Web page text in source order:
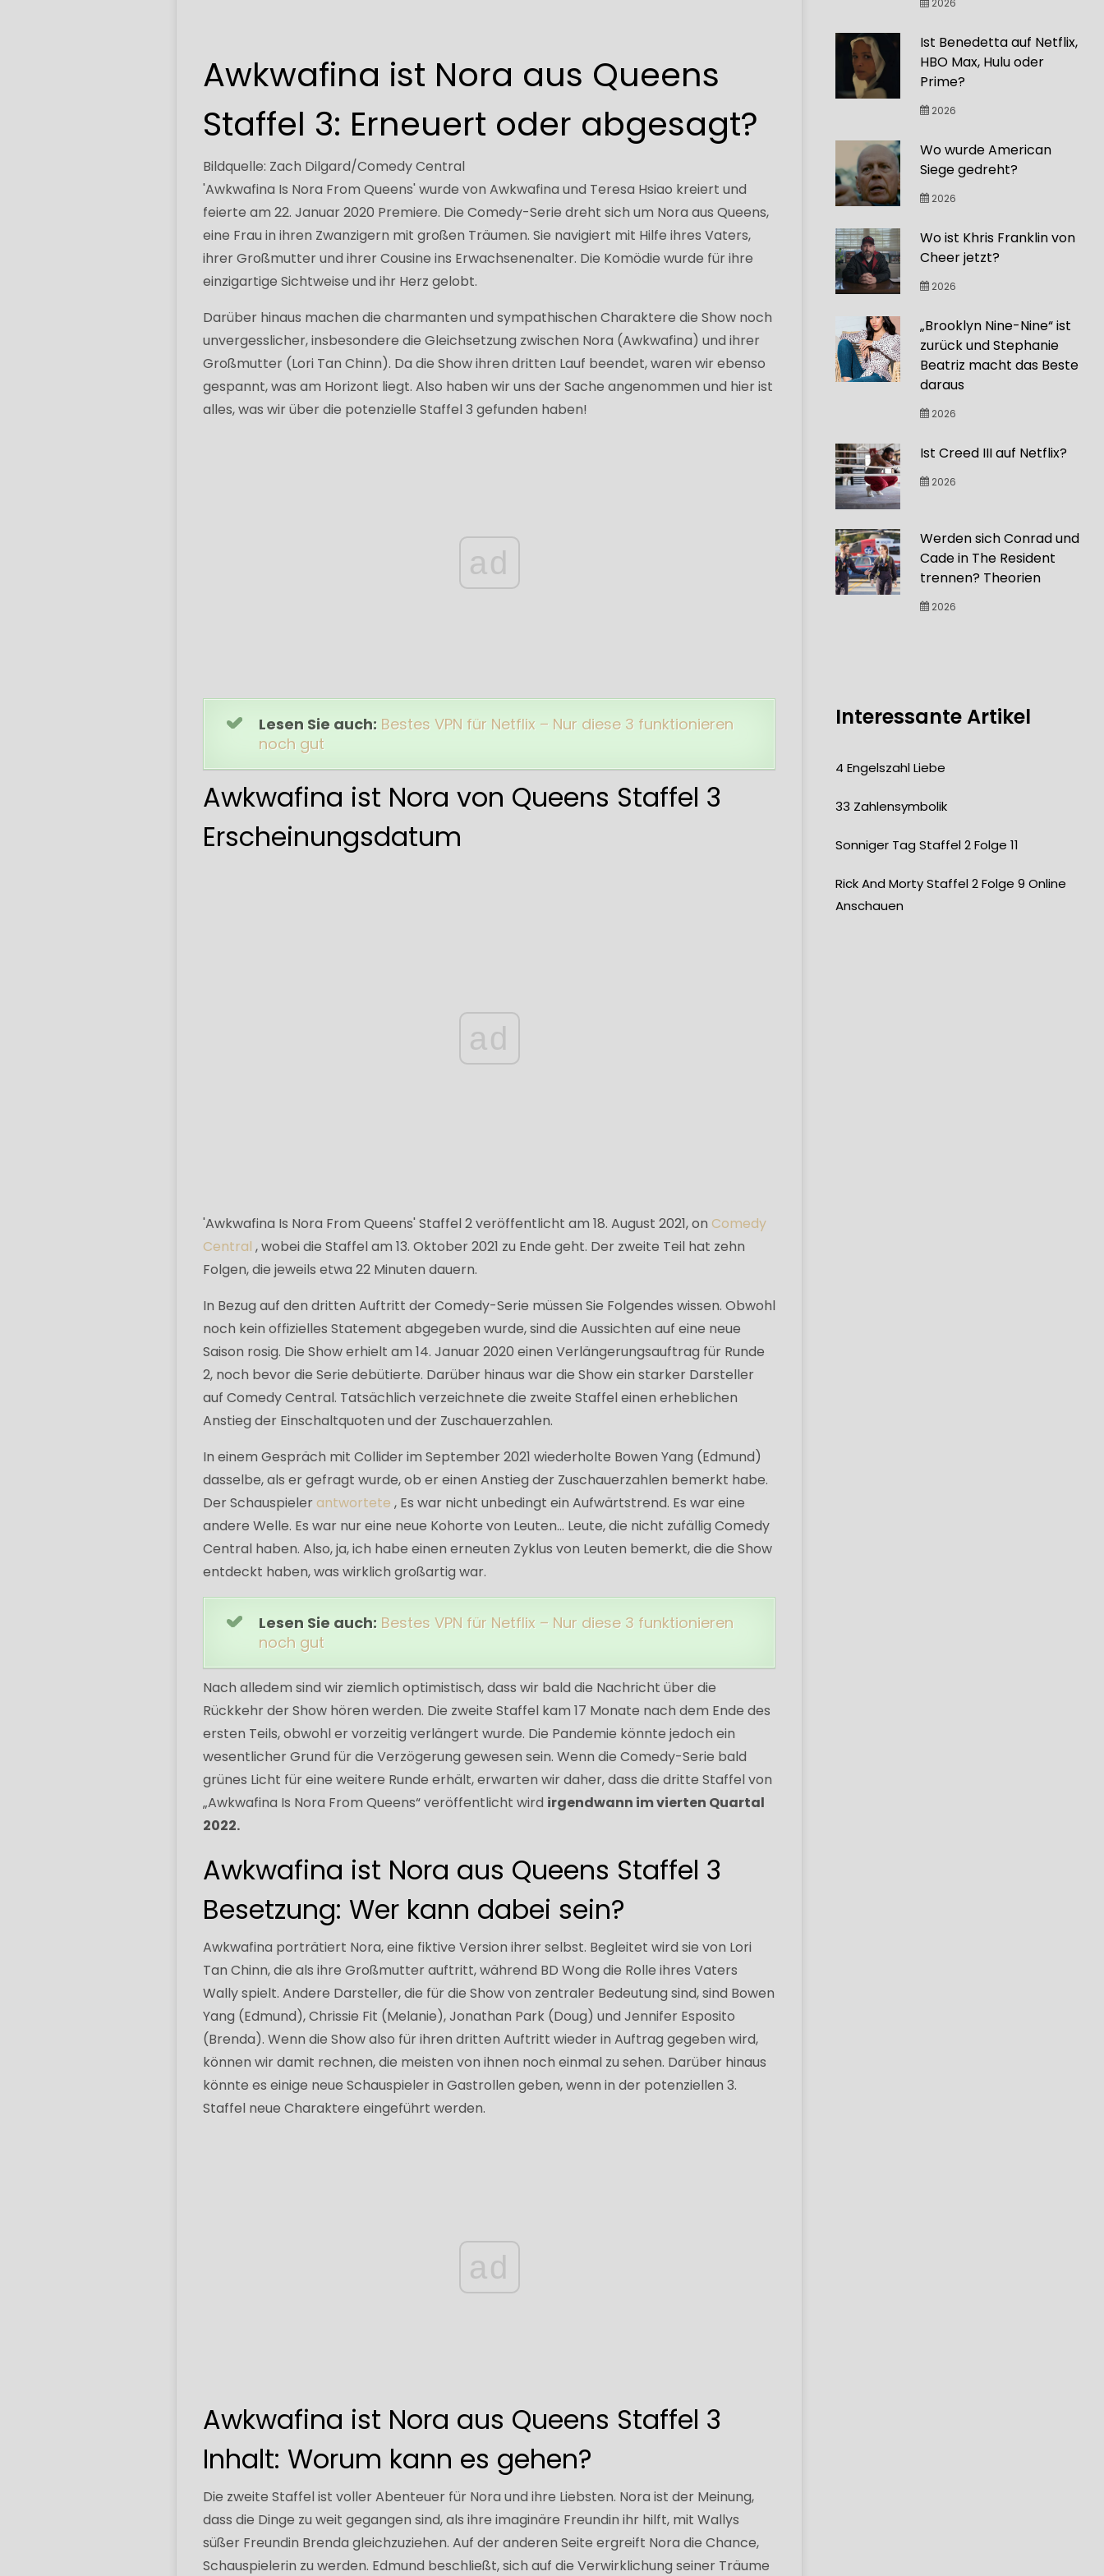
Awkwafina ist Nora aus Queens
Staffel 3: Erneuert oder abgesagt?
Bildquelle: Zach Dilgard/Comedy Central
'Awkwafina Is Nora From Queens' wurde von Awkwafina und Teresa Hsiao kreiert und
feierte am 22. Januar 2020 Premiere. Die Comedy-Serie dreht sich um Nora aus Queens,
eine Frau in ihren Zwanzigern mit großen Träumen. Sie navigiert mit Hilfe ihres Vaters,
ihrer Großmutter und ihrer Cousine ins Erwachsenenalter. Die Komödie wurde für ihre
einzigartige Sichtweise und ihr Herz gelobt.
Darüber hinaus machen die charmanten und sympathischen Charaktere die Show noch
unvergesslicher, insbesondere die Gleichsetzung zwischen Nora (Awkwafina) und ihrer
Großmutter (Lori Tan Chinn). Da die Show ihren dritten Lauf beendet, waren wir ebenso
gespannt, was am Horizont liegt. Also haben wir uns der Sache angenommen und hier ist
alles, was wir über die potenzielle Staffel 3 gefunden haben!
ad
Lesen Sie auch: Bestes VPN für Netflix – Nur diese 3 funktionieren
noch gut
Awkwafina ist Nora von Queens Staffel 3
Erscheinungsdatum
ad
'Awkwafina Is Nora From Queens' Staffel 2 veröffentlicht am 18. August 2021, on Comedy
Central , wobei die Staffel am 13. Oktober 2021 zu Ende geht. Der zweite Teil hat zehn
Folgen, die jeweils etwa 22 Minuten dauern.
In Bezug auf den dritten Auftritt der Comedy-Serie müssen Sie Folgendes wissen. Obwohl
noch kein offizielles Statement abgegeben wurde, sind die Aussichten auf eine neue
Saison rosig. Die Show erhielt am 14. Januar 2020 einen Verlängerungsauftrag für Runde
2, noch bevor die Serie debütierte. Darüber hinaus war die Show ein starker Darsteller
auf Comedy Central. Tatsächlich verzeichnete die zweite Staffel einen erheblichen
Anstieg der Einschaltquoten und der Zuschauerzahlen.
In einem Gespräch mit Collider im September 2021 wiederholte Bowen Yang (Edmund)
dasselbe, als er gefragt wurde, ob er einen Anstieg der Zuschauerzahlen bemerkt habe.
Der Schauspielerantwortete , Es war nicht unbedingt ein Aufwärtstrend. Es war eine
andere Welle. Es war nur eine neue Kohorte von Leuten… Leute, die nicht zufällig Comedy
Central haben. Also, ja, ich habe einen erneuten Zyklus von Leuten bemerkt, die die Show
entdeckt haben, was wirklich großartig war.
Lesen Sie auch: Bestes VPN für Netflix – Nur diese 3 funktionieren
noch gut
Nach alledem sind wir ziemlich optimistisch, dass wir bald die Nachricht über die
Rückkehr der Show hören werden. Die zweite Staffel kam 17 Monate nach dem Ende des
ersten Teils, obwohl er vorzeitig verlängert wurde. Die Pandemie könnte jedoch ein
wesentlicher Grund für die Verzögerung gewesen sein. Wenn die Comedy-Serie bald
grünes Licht für eine weitere Runde erhält, erwarten wir daher, dass die dritte Staffel von
„Awkwafina Is Nora From Queens“ veröffentlicht wird irgendwann im vierten Quartal
2022.
Awkwafina ist Nora aus Queens Staffel 3
Besetzung: Wer kann dabei sein?
Awkwafina porträtiert Nora, eine fiktive Version ihrer selbst. Begleitet wird sie von Lori
Tan Chinn, die als ihre Großmutter auftritt, während BD Wong die Rolle ihres Vaters
Wally spielt. Andere Darsteller, die für die Show von zentraler Bedeutung sind, sind Bowen
Yang (Edmund), Chrissie Fit (Melanie), Jonathan Park (Doug) und Jennifer Esposito
(Brenda). Wenn die Show also für ihren dritten Auftritt wieder in Auftrag gegeben wird,
können wir damit rechnen, die meisten von ihnen noch einmal zu sehen. Darüber hinaus
könnte es einige neue Schauspieler in Gastrollen geben, wenn in der potenziellen 3.
Staffel neue Charaktere eingeführt werden.
ad
Awkwafina ist Nora aus Queens Staffel 3
Inhalt: Worum kann es gehen?
Die zweite Staffel ist voller Abenteuer für Nora und ihre Liebsten. Nora ist der Meinung,
dass die Dinge zu weit gegangen sind, als ihre imaginäre Freundin ihr hilft, mit Wallys
süßer Freundin Brenda gleichzuziehen. Auf der anderen Seite ergreift Nora die Chance,
Schauspielerin zu werden. Edmund beschließt, sich auf die Verwirklichung seiner Träume
2026
Ist Benedetta auf Netflix,
HBO Max, Hulu oder
Prime?
2026
Wo wurde American
Siege gedreht?
2026
Wo ist Khris Franklin von
Cheer jetzt?
2026
„Brooklyn Nine-Nine“ ist
zurück und Stephanie
Beatriz macht das Beste
daraus
2026
Ist Creed III auf Netflix?
2026
Werden sich Conrad und
Cade in The Resident
trennen? Theorien
2026
Interessante Artikel
4 Engelszahl Liebe
33 Zahlensymbolik
Sonniger Tag Staffel 2 Folge 11
Rick And Morty Staffel 2 Folge 9 Online
Anschauen